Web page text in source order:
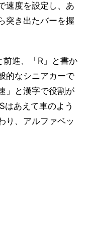
速度を設定し、あ
突き出たバーを握
進、「R」と書か
的なシニアカーで
」と漢字で役割が
はあえて車のよう
り、アルファベッ